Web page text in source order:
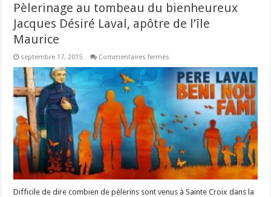
Pèlerinage au tombeau du bienheureux
Jacques Désiré Laval, apôtre de l’île
Maurice
septembre 17, 2015 Commentaires fermés
au
tombeau
bienheureux
Jacques
Désiré
Laval,
apôtre
de
l’île
Maurice
Difficile de dire combien de pèlerins sont venus à Sainte Croix dans la